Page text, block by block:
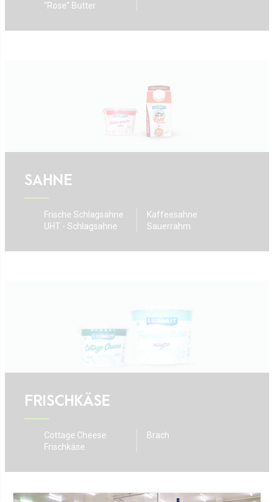
“Rose” Butter
SAHNE
Frische Schlagsahne
UHT - Schlagsahne
Kaffeesahne
Sauerrahm
FRISCHKÄSE
Cottage Cheese
Frischkäse
Brach